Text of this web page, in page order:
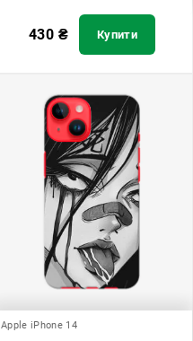
430 ₴ Купити
Apple iPhone 14